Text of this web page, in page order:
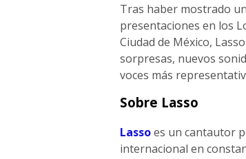
Tras haber mostrado
presentaciones en los
Ciudad de México,
sorpresas, nuevos
voces más
Sobre Lasso
Lassoes un cantautor
internacional en